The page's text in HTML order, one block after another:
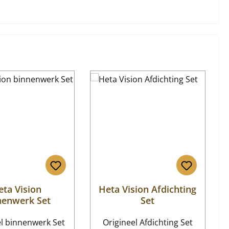
Vision
Set
binnenwerk Set
Heta Vision Afdichting
Set
Origineel Afdichting Set